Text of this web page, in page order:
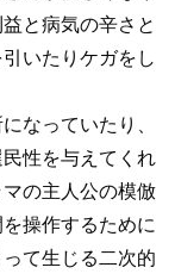
と病気の辛さと
いたりケガをし
なっていたり、
民性を与えてくれ
の主人公の模倣
操作するために
て生じる二次的